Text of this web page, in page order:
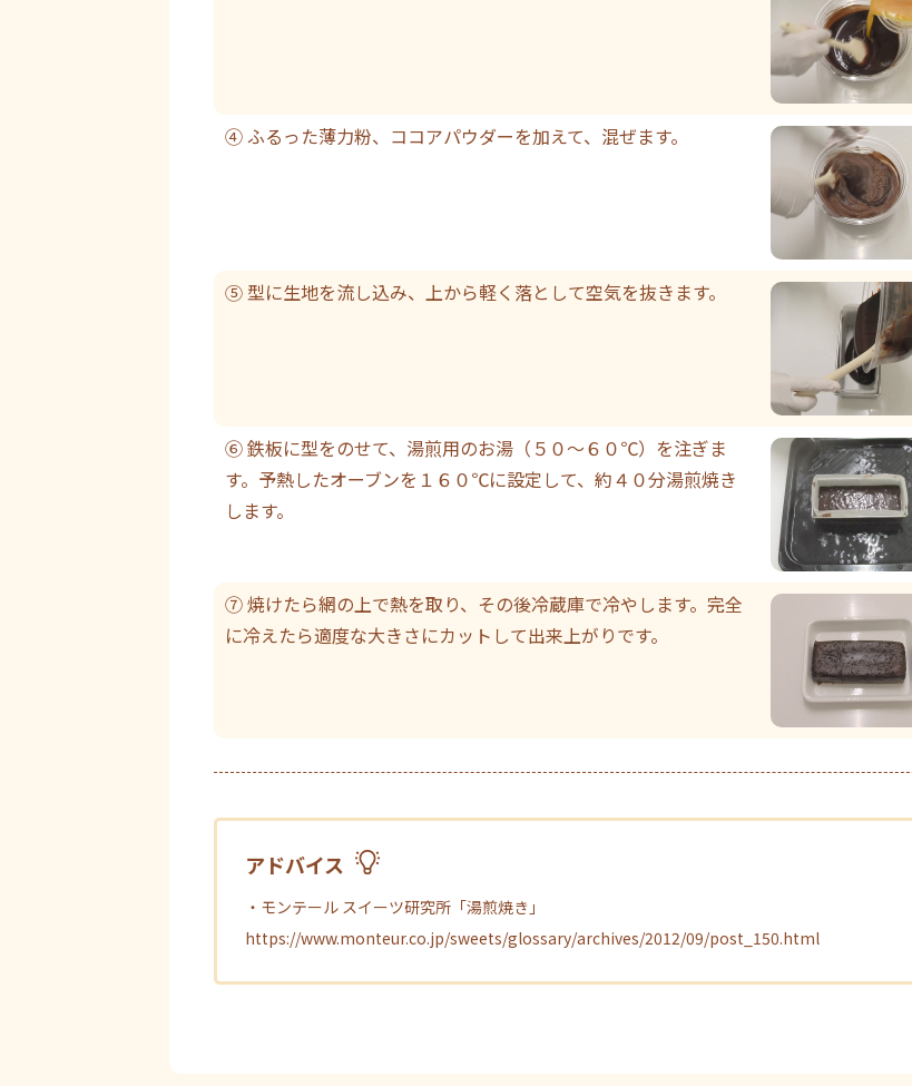
④ ふるった薄力粉、ココアパウダーを加えて、混ぜます。
⑤ 型に生地を流し込み、上から軽く落として空気を抜きます。
⑥ 鉄板に型をのせて、湯煎用のお湯（５０～６０℃）を注ぎま
す。予熱したオーブンを１６０℃に設定して、約４０分湯煎焼き
します。
⑦ 焼けたら網の上で熱を取り、その後冷蔵庫で冷やします。完全
に冷えたら適度な大きさにカットして出来上がりです。
アドバイス
・モンテール スイーツ研究所「湯煎焼き」
https://www.monteur.co.jp/sweets/glossary/archives/2012/09/post_150.html